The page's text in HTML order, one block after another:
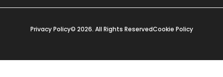
Privacy Policy© 2026. All Rights ReservedCookie Policy